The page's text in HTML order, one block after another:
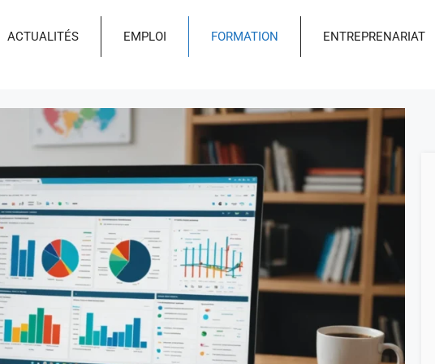
ACTUALITÉS EMPLOI FORMATION ENTREPRENARIAT